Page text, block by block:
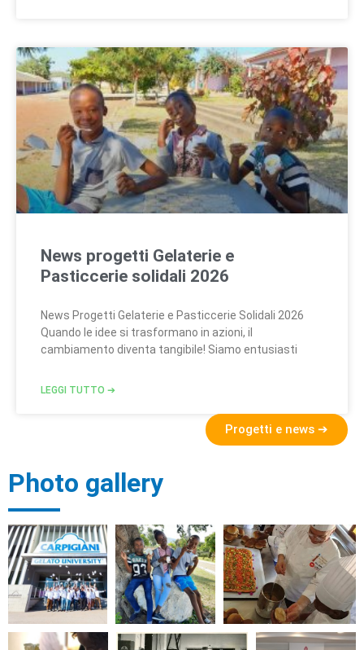
News progetti Gelaterie e
Pasticcerie solidali 2026
News Progetti Gelaterie e Pasticcerie Solidali 2026
Quando le idee si trasformano in azioni, il
cambiamento diventa tangibile! Siamo entusiasti
LEGGI TUTTO ➔
Progetti e news ➔
Photo gallery